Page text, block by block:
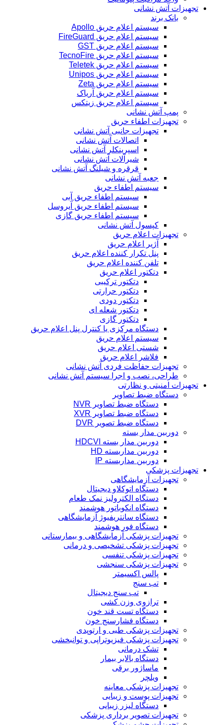
تجهیزات آتش نشانی
بانک برند
سیستم اعلام حریق Apollo
سیستم اعلام حریق FireGuard
سیستم اعلام حریق GST
سیستم اعلام حریق TecnoFire
سیستم اعلام حریق Teletek
سیستم اعلام حریق Unipos
سیستم اعلام حریق Zeta
سیستم اعلام حریق آریاک
سیستم اعلام حریق زیتکس
پمپ آتش نشانی
تجهیزات اطفاء حریق
تجهیزات جانبی آتش نشانی
اتصالات آتش نشانی
اسپرینکلر آتش نشانی
شیرآلات آتش نشانی
قرقره و شیلنگ آتش نشانی
جعبه آتش نشانی
سیستم اطفاء حریق
سیستم اطفاء حریق آبی
سیستم اطفاء حریق آیروسل
سیستم اطفاء حریق گازی
کپسول آتش نشانی
تجهیزات اعلام حریق
آژیر اعلام حریق
پنل تکرار کننده اعلام حریق
تلفن کننده اعلام حریق
دتکتور اعلام حریق
دتکتور ترکیبی
دتکتور حرارتی
دتکتور دودی
دتکتور شعله ای
دتکتور گازی
دستگاه مرکزی یا کنترل پنل اعلام حریق
سیستم اعلام حریق
شستی اعلام حریق
فلاشر اعلام حریق
تجهیزات حفاظت فردی آتش نشانی
طراحی، نصب و اجرا سیستم آتش نشانی
تجهیزات امنیتی و نظارتی
دستگاه ضبط تصاویر
دستگاه ضبط تصاویر NVR
دستگاه ضبط تصاویر XVR
دستگاه ضبط تصویر DVR
دوربین مدار بسته
دوربین مدار بسته HDCVI
دوربین مداربسته HD
دوربین مداربسته IP
تجهیزات پزشکی
تجهیزات آزمایشگاهی
دستگاه اتوکلاو دیجیتال
دستگاه الکترولیز نمک طعام
دستگاه انکوباتور هوشمند
دستگاه سانتریفیوژ آزمایشگاهی
دستگاه فور هوشمند
تجهیزات پزشکی آزمایشگاهی و بیمارستانی
تجهیزات پزشکی تشخیصی و درمانی
تجهیزات پزشکی تنفسی
تجهیزات پزشکی سنجشی
پالس اکسیمتر
تب سنج
تب سنج دیجیتال
ترازوی وزن کشی
دستگاه تست قند خون
دستگاه فشارسنج خون
تجهیزات پزشکی طبی و ارتوپدی
تجهیزات پزشکی فیزیوتراپی و توانبخشی
تشک درمانی
دستگاه بالابر بیمار
ماساژور برقی
ویلچر
تجهیزات پزشکی معاینه
تجهیزات پوست و زیبایی
دستگاه لیزر زیبایی
تجهیزات تصویر برداری پزشکی